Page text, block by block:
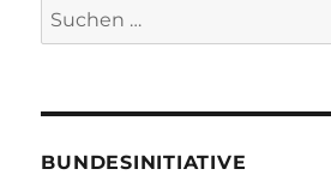
Suche
nach:
BUNDESINITIATIVE